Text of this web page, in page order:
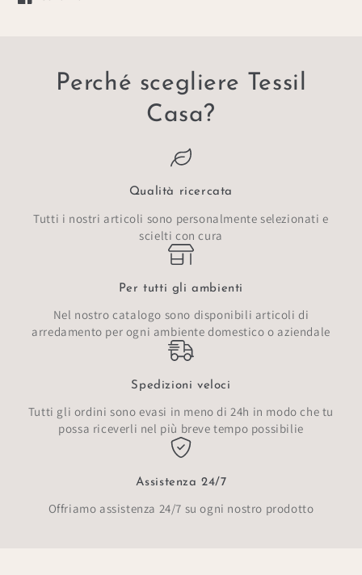
Perché scegliere Tessil
Casa?
Qualità ricercata
Tutti i nostri articoli sono personalmente selezionati e
scielti con cura
Per tutti gli ambienti
Nel nostro catalogo sono disponibili articoli di
arredamento per ogni ambiente domestico o aziendale
Spedizioni veloci
Tutti gli ordini sono evasi in meno di 24h in modo che tu
possa riceverli nel più breve tempo possibilie
Assistenza 24/7
Offriamo assistenza 24/7 su ogni nostro prodotto